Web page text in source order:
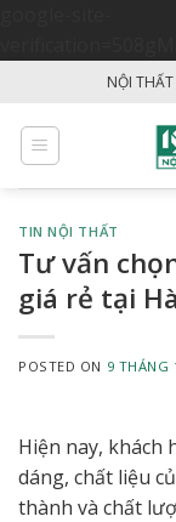
content
NỘI
TIN NỘI THẤT
Tư vấn
giá rẻ tại
POSTED ON 9 THÁNG
Hiện nay, khách
dáng, chất liệu
thành và chất